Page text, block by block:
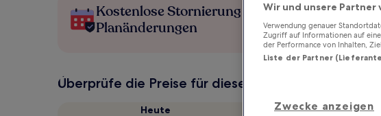
Kostenlose Stornierung bei
Planänderungen
Überprüfe die Preise für diese Daten
Heute
Morgen
Wir und unsere
Verwendung genauer
Zugriff auf Informationen auf
der Performance von Inhalten,
Liste der Partner
Zwecke anzeigen